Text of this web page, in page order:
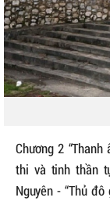
Chương 2
thi và tinh thần
Nguyên - “Thủ